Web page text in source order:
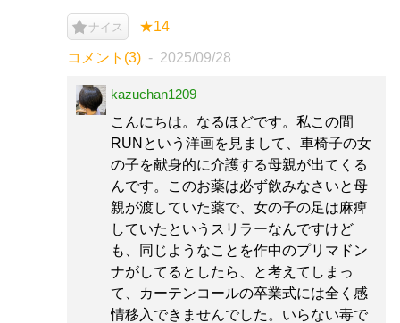
ナイス ★14
コメント(3) 2025/09/28
kazuchan1209
こんにちは。なるほどです。私この間
RUNという洋画を見まして、車椅子の女
の子を献身的に介護する母親が出てくる
んです。このお薬は必ず飲みなさいと母
親が渡していた薬で、女の子の足は麻痺
していたというスリラーなんですけど
も、同じようなことを作中のプリマドン
ナがしてるとしたら、と考えてしまっ
て、カーテンコールの卒業式には全く感
情移入できませんでした。いらない毒で